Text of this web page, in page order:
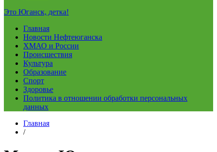
Это Юганск, детка!
Главная
Новости Нефтеюганска
ХМАО и России
Происшествия
Культура
Образование
Спорт
Здоровье
Политика в отношении обработки персональных
данных
Главная
/